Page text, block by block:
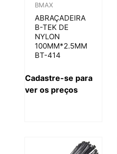
BMAX
ABRAÇADEIRA
B-TEK DE
NYLON
100MM*2.5MM
BT-414
Cadastre-se para
ver os preços